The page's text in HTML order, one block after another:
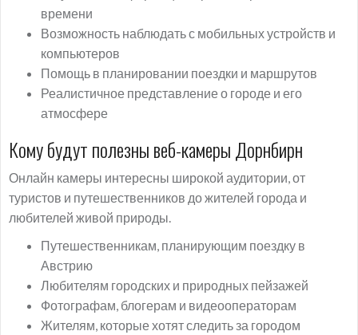
времени
Возможность наблюдать с мобильных устройств и
компьютеров
Помощь в планировании поездки и маршрутов
Реалистичное представление о городе и его
атмосфере
Кому будут полезны веб-камеры Дорнбирн
Онлайн камеры интересны широкой аудитории, от
туристов и путешественников до жителей города и
любителей живой природы.
Путешественникам, планирующим поездку в
Австрию
Любителям городских и природных пейзажей
Фотографам, блогерам и видеооператорам
Жителям, которые хотят следить за городом